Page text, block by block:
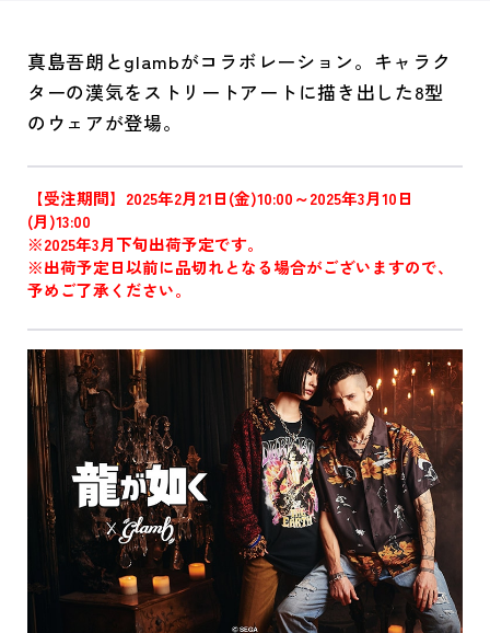
真島吾朗とglambがコラボレーション。キャラク
ターの漢気をストリートアートに描き出した8型
のウェアが登場。
【受注期間】2025年2月21日(金)10:00～2025年3月10日
(月)13:00
※2025年3月下旬出荷予定です。
※出荷予定日以前に品切れとなる場合がございますので、
予めご了承ください。